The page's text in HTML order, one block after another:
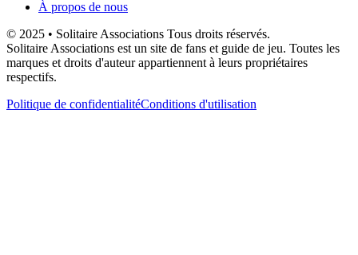
À propos de nous
© 2025 • Solitaire Associations Tous droits réservés.
Solitaire Associations est un site de fans et guide de jeu. Toutes les
marques et droits d'auteur appartiennent à leurs propriétaires
respectifs.
Politique de confidentialitéConditions d'utilisation